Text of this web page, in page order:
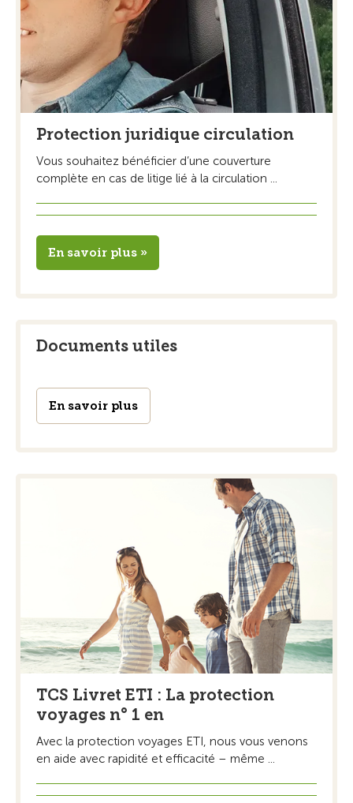
Protection juridique circulation
Vous souhaitez bénéficier d’une couverture
complète en cas de litige lié à la circulation ...
En savoir plus »
Documents utiles
En savoir plus
TCS Livret ETI : La protection
voyages n° 1 en
Avec la protection voyages ETI, nous vous venons
en aide avec rapidité et efficacité – même ...